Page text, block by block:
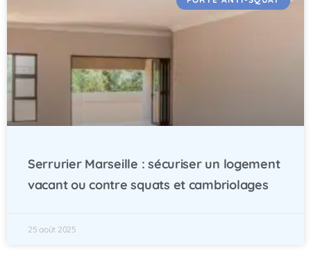
Serrurier Marseille : sécuriser un logement
vacant ou contre squats et cambriolages
25 août 2025